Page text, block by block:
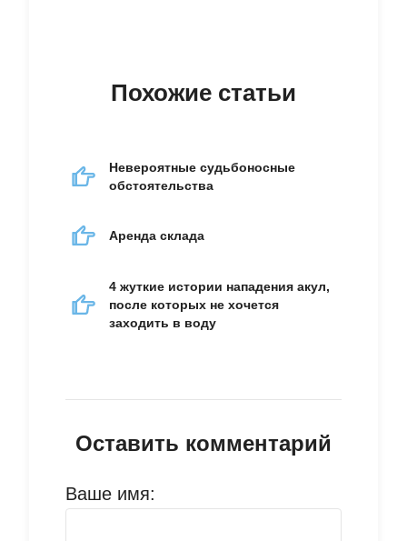
Похожие статьи
Невероятные судьбоносные
обстоятельства
Аренда склада
4 жуткие истории нападения акул,
после которых не хочется
заходить в воду
Оставить комментарий
Ваше имя: